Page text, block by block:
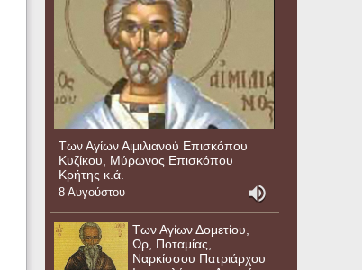
Των Αγίων Αιμιλιανού Επισκόπου
Κυζίκου, Μύρωνος Επισκόπου
Κρήτης κ.ά.
8 Αυγούστου
Των Αγίων Δομετίου,
Ωρ, Ποταμίας,
Ναρκίσσου Πατριάρχου